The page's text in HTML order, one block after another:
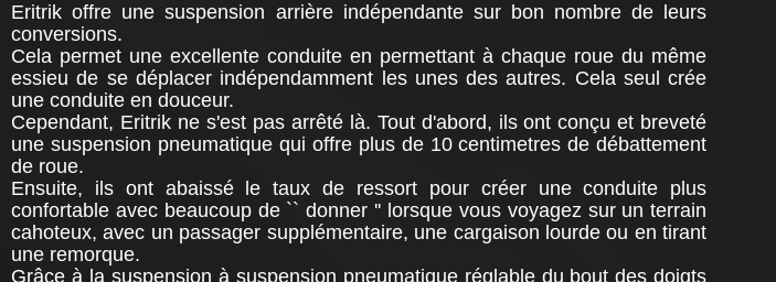
Eritrik offre une suspension arrière indépendante sur bon nombre de leurs
conversions.
Cela permet une excellente conduite en permettant à chaque roue du même
essieu de se déplacer indépendamment les unes des autres. Cela seul crée
une conduite en douceur.
Cependant, Eritrik ne s'est pas arrêté là. Tout d'abord, ils ont conçu et breveté
une suspension pneumatique qui offre plus de 10 centimetres de débattement
de roue.
Ensuite, ils ont abaissé le taux de ressort pour créer une conduite plus
confortable avec beaucoup de `` donner '' lorsque vous voyagez sur un terrain
cahoteux, avec un passager supplémentaire, une cargaison lourde ou en tirant
une remorque.
Grâce à la suspension à suspension pneumatique réglable du bout des doigts